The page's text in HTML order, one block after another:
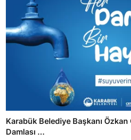
Karabük Belediye Başkanı
Damlası ...